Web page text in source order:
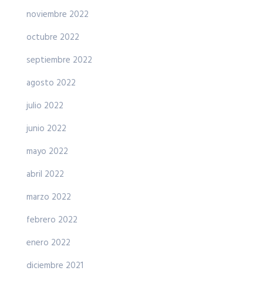
noviembre 2022
octubre 2022
septiembre 2022
agosto 2022
julio 2022
junio 2022
mayo 2022
abril 2022
marzo 2022
febrero 2022
enero 2022
diciembre 2021